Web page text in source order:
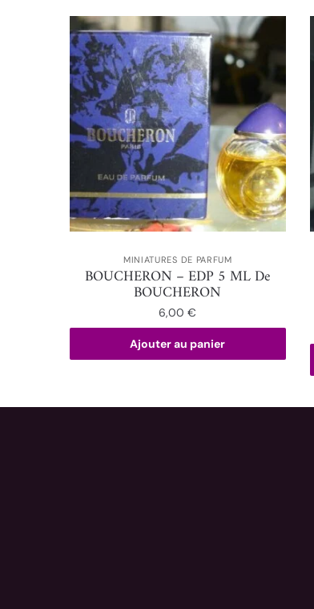
MINIATURES DE PARFUM
BOUCHERON – EDP 5 ML De
BOUCHERON
6,00€
Ajouter au panier